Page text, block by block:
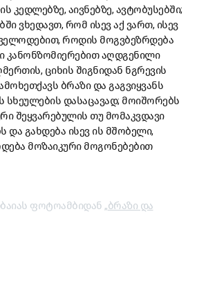
კედლებზე, აივნებზე, ავტობუსებში;
ვხედავთ, რომ ისევ აქ ვართ, ისევ
როდის მოგვბეზრდება
კანონზომიერებით აღდგენილი
ციხის შიგნიდან ნგრევის
ბრაზი და გაგვიყვანს
სხეულების დასაცავად; მოიშორებს
შეყვარებულის თუ მომაკვდავი
გახდება ისევ ის მშობელი,
მოზაიკური მოგონებებით
ფოტოამბიდან „ბრაზი და